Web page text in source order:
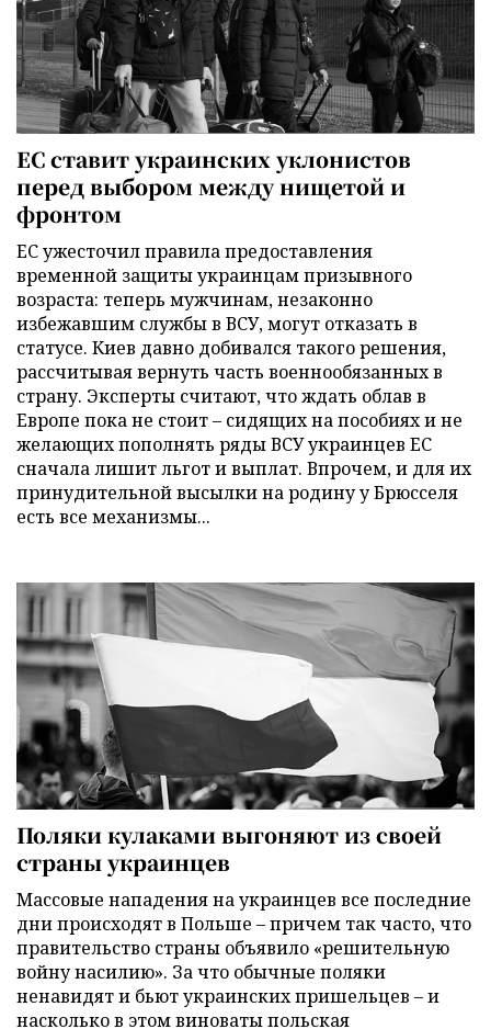
ЕС ставит украинских уклонистов
перед выбором между нищетой и
фронтом
ЕС ужесточил правила предоставления
временной защиты украинцам призывного
возраста: теперь мужчинам, незаконно
избежавшим службы в ВСУ, могут отказать в
статусе. Киев давно добивался такого решения,
рассчитывая вернуть часть военнообязанных в
страну. Эксперты считают, что ждать облав в
Европе пока не стоит – сидящих на пособиях и не
желающих пополнять ряды ВСУ украинцев ЕС
сначала лишит льгот и выплат. Впрочем, и для их
принудительной высылки на родину у Брюсселя
есть все механизмы...
Поляки кулаками выгоняют из своей
страны украинцев
Массовые нападения на украинцев все последние
дни происходят в Польше – причем так часто, что
правительство страны объявило «решительную
войну насилию». За что обычные поляки
ненавидят и бьют украинских пришельцев – и
насколько в этом виноваты польская